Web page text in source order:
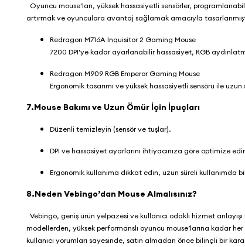
Oyuncu mouse'ları, yüksek hassasiyetli sensörler,
artırmak ve oyunculara avantaj sağlamak amacıyla
Redragon M716A Inquisitor 2 Gaming Mouse
7200 DPI'ye kadar ayarlanabilir hassasiyet, RGB
Redragon M909 RGB Emperor Gaming Mouse
Ergonomik tasarımı ve yüksek hassasiyetli sensörü ile
7.Mouse Bakımı ve Uzun Ömür İçin İpuçları
Düzenli temizleyin (sensör ve tuşlar).
DPI ve hassasiyet ayarlarını ihtiyacınıza göre optimize
Ergonomik kullanıma dikkat edin, uzun süreli kullanımda
8.Neden Vebingo’dan Mouse Almalısınız?
Vebingo, geniş ürün yelpazesi ve kullanıcı odaklı hizmet
modellerden, yüksek performanslı oyuncu mouse’larına kadar
kullanıcı yorumları sayesinde, satın almadan önce bilinçli bir